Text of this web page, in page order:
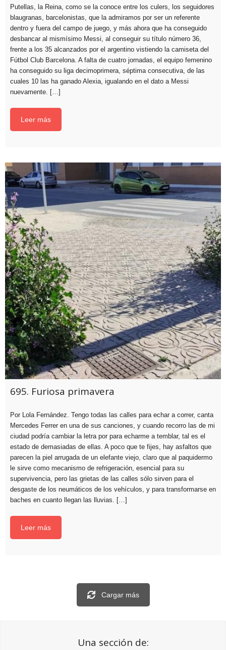
Putellas, la Reina, como se la conoce entre los culers, los seguidores
blaugranas, barcelonistas, que la admiramos por ser un referente
dentro y fuera del campo de juego, y más ahora que ha conseguido
desbancar al mismísimo Messi, al conseguir su título número 36,
frente a los 35 alcanzados por el argentino vistiendo la camiseta del
Fútbol Club Barcelona. A falta de cuatro jornadas, el equipo femenino
ha conseguido su liga decimoprimera, séptima consecutiva, de las
cuales 10 las ha ganado Alexia, igualando en el dato a Messi
nuevamente. […]
Leer más
695. Furiosa primavera
Por Lola Fernández. Tengo todas las calles para echar a correr, canta
Mercedes Ferrer en una de sus canciones, y cuando recorro las de mi
ciudad podría cambiar la letra por para echarme a temblar, tal es el
estado de demasiadas de ellas. A poco que te fijes, hay asfaltos que
parecen la piel arrugada de un elefante viejo, claro que al paquidermo
le sirve como mecanismo de refrigeración, esencial para su
supervivencia, pero las grietas de las calles sólo sirven para el
desgaste de los neumáticos de los vehículos, y para transformarse en
baches en cuanto llegan las lluvias. […]
Leer más
Cargar más
Una sección de: